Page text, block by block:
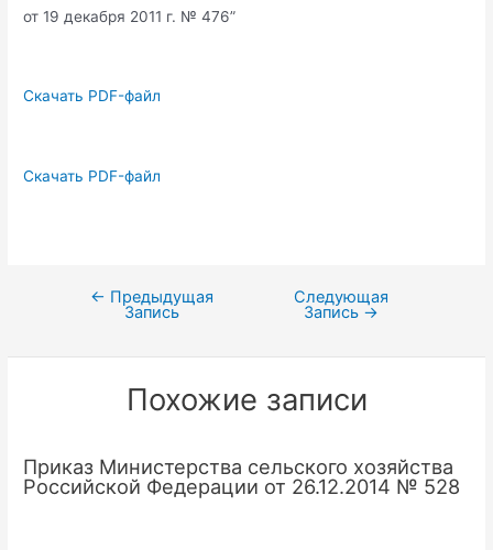
от 19 декабря 2011 г. № 476”
Скачать PDF-файл
Скачать PDF-файл
Навигация
записям
← Предыдущая
Запись
Следующая
Запись →
Похожие записи
Приказ Министерства сельского хозяйства
Российской Федерации от 26.12.2014 № 528